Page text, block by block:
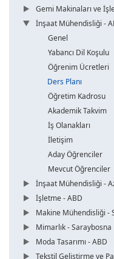
Gemi Makinaları ve
İnşaat Mühendisliği -
Genel
Yabancı Dil Koşulu
Öğrenim Ücretleri
Ders Planı
Öğretim Kadrosu
Akademik Takvim
İş Olanakları
İletişim
Aday Öğrenciler
Mevcut Öğrenciler
İnşaat Mühendisliği -
İşletme - ABD
Makine Mühendisliği -
Mimarlık - Saraybosna
Moda Tasarımı - ABD
Tekstil Geliştirme ve